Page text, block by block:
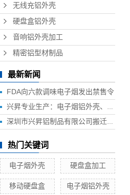
无线充铝外壳
硬盘盒铝外壳
音响铝外壳加工
精密铝型材制品
最新新闻
FDA向六款调味电子烟发出禁售令
兴昇专业生产：电子烟铝外壳、电子烟外壳、HUB铝外壳、移动电源外壳、无线充铝外壳等铝制品外壳
深圳市兴昇铝制品有限公司搬迁联络函
热门关键词
电子烟外壳 硬盘盒加工
移动硬盘盒 电子烟铝外壳